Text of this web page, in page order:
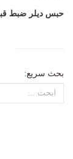
حبس ديلر ضبط قبل
بحث سريع: